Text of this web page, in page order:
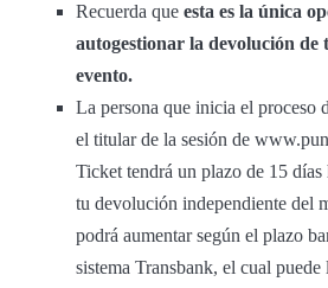
Recuerda que esta es la única
autogestionar la devolución de
evento.
La persona que inicia el proceso
el titular de la sesión de
Ticket tendrá un plazo de 15 días
tu devolución independiente del
podrá aumentar según el plazo
sistema Transbank, el cual puede